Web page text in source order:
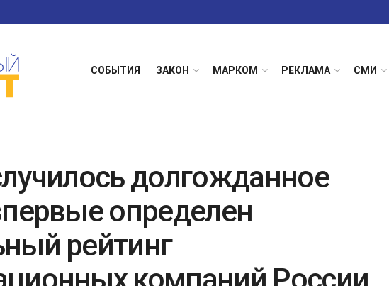
СОБЫТИЯ ЗАКОН МАРКОМ РЕКЛАМА СМИ
долгожданное
определен
рейтинг